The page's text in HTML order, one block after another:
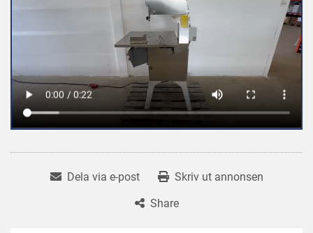
Dela via e-post
Skriv ut annonsen
Share